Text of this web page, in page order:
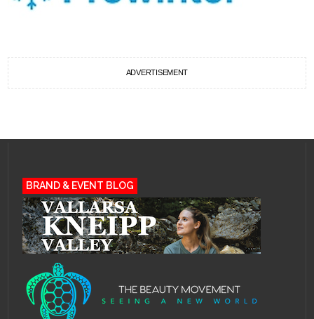
ADVERTISEMENT
BRAND & EVENT BLOG